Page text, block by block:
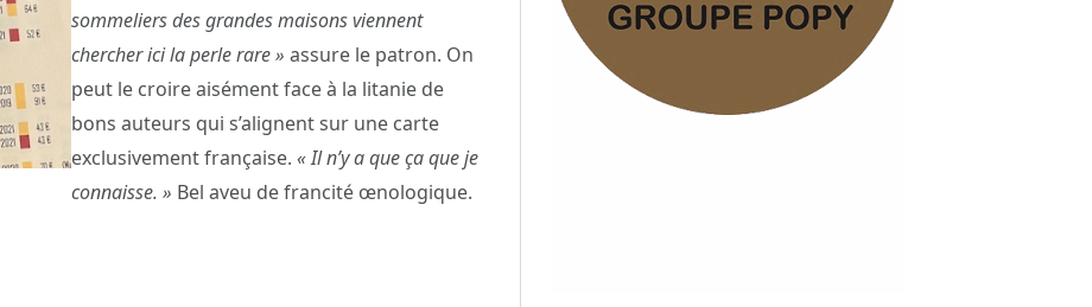
sommeliers des grandes maisons viennent
chercher ici la perle rare » assure le patron. On
peut le croire aisément face à la litanie de
bons auteurs qui s’alignent sur une carte
exclusivement française. « Il n’y a que ça que je
connaisse. » Bel aveu de francité œnologique.